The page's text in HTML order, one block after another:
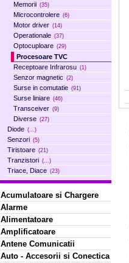
Memorii (35)
Microcontrolere (6)
Motor driver (14)
Operationale (37)
Optocuploare (29)
Procesoare TVC
Receptoare Infrarosu (1)
Senzor magnetic (2)
Surse in comutatie (91)
Surse liniare (46)
Transceiver (9)
Diverse (27)
Diode (...)
Senzori (5)
Tiristoare (21)
Tranzistori (...)
Triace, Diace (23)
Acumulatoare si Chargere
Alarme
Alimentatoare
Amplificatoare
Antene Comunicatii
Auto - Accesorii si Conectica